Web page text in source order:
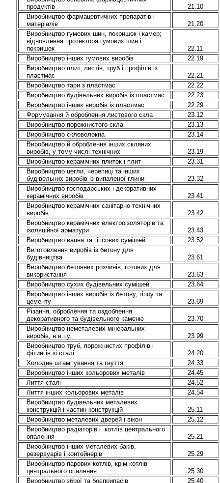
продуктів
21.10
Виробництво фармацевтичних препаратів і
матеріалів
21.20
Виробництво гумових шин, покришок і камер;
відновлення протектора гумових шин і
покришок
22.11
Виробництво інших гумових виробів
22.19
Виробництво плит, листів, труб і профілів із
пластмас
22.21
Виробництво тари з пластмас
22.22
Виробництво будівельних виробів із пластмас
22.23
Виробництво інших виробів із пластмас
22.29
Формування й оброблення листового скла
23.12
Виробництво порожнистого скла
23.13
Виробництво скловолокна
23.14
Виробництво й оброблення інших скляних
виробів, у тому числі технічних
23.19
Виробництво керамічних плиток і плит
23.31
Виробництво цегли, черепиці та інших
будівельних виробів із випаленої глини
23.32
Виробництво господарських і декоративних
керамічних виробів
23.41
Виробництво керамічних санітарно-технічних
виробів
23.42
Виробництво керамічних електроізоляторів та
ізоляційної арматури
23.43
Виробництво вапна та гіпсових сумішей
23.52
Виготовлення виробів із бетону для
будівництва
23.61
Виробництво бетонних розчинів, готових для
використання
23.63
Виробництво сухих будівельних сумішей
23.64
Виробництво інших виробів із бетону, гіпсу та
цементу
23.69
Різання, оброблення та оздоблення
декоративного та будівельного каменю
23.70
Виробництво неметалевих мінеральних
виробів, н.в.і.у.
23.99
Виробництво труб, порожнистих профілів і
фітингів зі сталі
24.20
Холодне штампування та гнуття
24.33
Виробництво інших кольорових металів
24.45
Лиття сталі
24.52
Лиття інших кольорових металів
24.54
Виробництво будівельних металевих
конструкцій і частин конструкцій
25.11
Виробництво металевих дверей і вікон
25.12
Виробництво радіаторів і котлів центрального
опалення
25.21
Виробництво інших металевих баків,
резервуарів і контейнерів
25.29
Виробництво парових котлів, крім котлів
центрального опалення
25.30
Виробництво зброї та боєприпасів
25.40